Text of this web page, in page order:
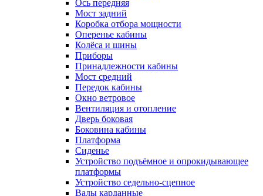
Ось передняя
Мост задний
Коробка отбора мощности
Оперенье кабины
Колёса и шины
Приборы
Принадлежности кабины
Мост средний
Передок кабины
Окно ветровое
Вентиляция и отопление
Дверь боковая
Боковина кабины
Платформа
Сиденье
Устройство подъёмное и опрокидывающее
платформы
Устройство седельно-сцепное
Валы карданные